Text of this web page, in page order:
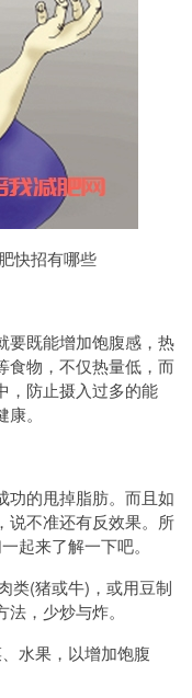
快招有哪些
既能增加饱腹感，热
食物，不仅热量低，而
，防止摄入过多的能
。
的甩掉脂肪。而且如
说不准还有反效果。所
起来了解一下吧。
(猪或牛)，或用豆制
，少炒与炸。
水果，以增加饱腹